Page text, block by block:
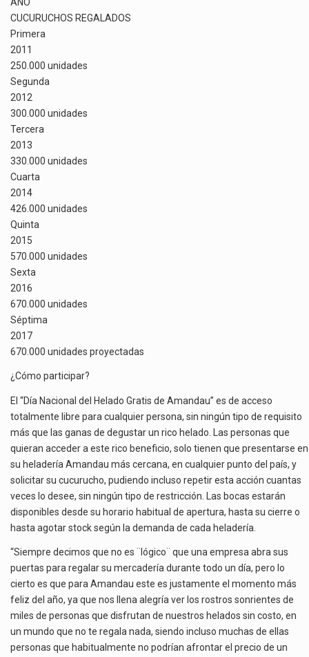
CUCURUCHOS REGALADOS
Primera
2011
250.000 unidades
Segunda
2012
300.000 unidades
Tercera
2013
330.000 unidades
Cuarta
2014
426.000 unidades
Quinta
2015
570.000 unidades
Sexta
2016
670.000 unidades
Séptima
2017
670.000 unidades proyectadas
¿Cómo participar?
El “Día Nacional del Helado Gratis de Amandau” es de acceso
totalmente libre para cualquier persona, sin ningún tipo de requisito
más que las ganas de degustar un rico helado. Las personas que
quieran acceder a este rico beneficio, solo tienen que presentarse en
su heladería Amandau más cercana, en cualquier punto del país, y
solicitar su cucurucho, pudiendo incluso repetir esta acción cuantas
veces lo desee, sin ningún tipo de restricción. Las bocas estarán
disponibles desde su horario habitual de apertura, hasta su cierre o
hasta agotar stock según la demanda de cada heladería.
“Siempre decimos que no es ¨lógico¨ que una empresa abra sus
puertas para regalar su mercadería durante todo un día, pero lo
cierto es que para Amandau este es justamente el momento más
feliz del año, ya que nos llena alegría ver los rostros sonrientes de
miles de personas que disfrutan de nuestros helados sin costo, en
un mundo que no te regala nada, siendo incluso muchas de ellas
personas que habitualmente no podrían afrontar el precio de un